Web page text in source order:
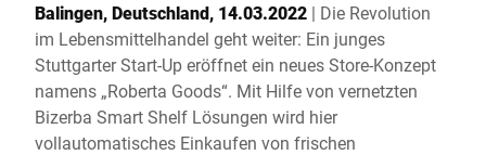
Unternehmen
Afrika
Globale Website
Balingen, Deutschland, 14.03.2022 | Die Revolution
im Lebensmittelhandel geht weiter: Ein junges
Stuttgarter Start-Up eröffnet ein neues Store-Konzept
namens „Roberta Goods“. Mit Hilfe von vernetzten
Bizerba Smart Shelf Lösungen wird hier
vollautomatisches Einkaufen von frischen